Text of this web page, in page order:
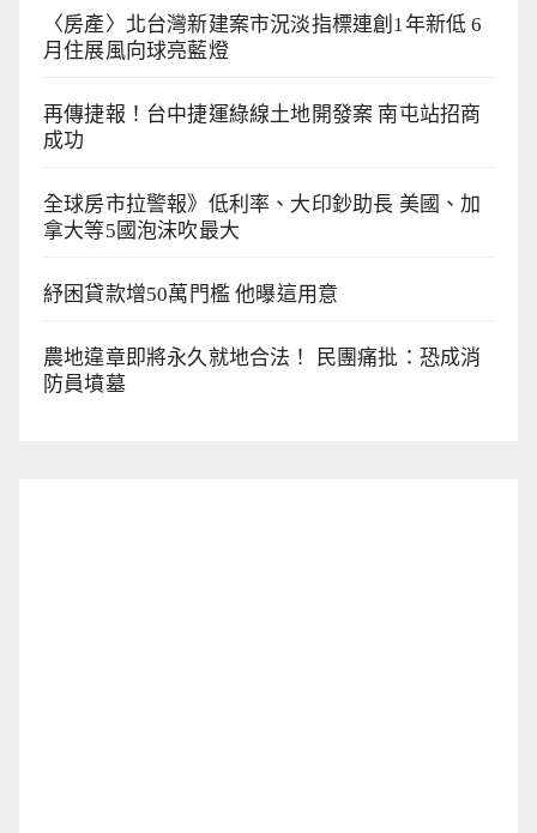
〈房產〉北台灣新建案市況淡指標連創1年新低 6
月住展風向球亮藍燈
再傳捷報！台中捷運綠線土地開發案 南屯站招商
成功
全球房市拉警報》低利率、大印鈔助長 美國、加
拿大等5國泡沫吹最大
紓困貸款增50萬門檻 他曝這用意
農地違章即將永久就地合法！ 民團痛批：恐成消
防員墳墓